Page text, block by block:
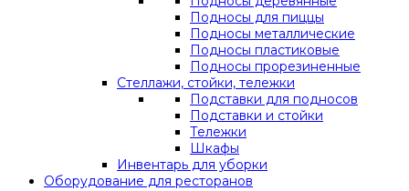
Подносы для пиццы
Подносы металлические
Подносы пластиковые
Подносы прорезиненные
Стеллажи, стойки, тележки
Подставки для подносов
Подставки и стойки
Тележки
Шкафы
Инвентарь для уборки
Оборудование для ресторанов